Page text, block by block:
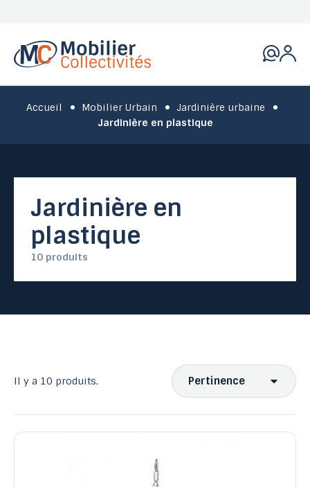
Accueil Mobilier Urbain
Jardinière urbaine
Jardinière en plastique
Jardinière en
plastique
10 produits
Il y a 10 produits. Pertinence
Pertinence
Nom, A à Z
Nom, Z à A